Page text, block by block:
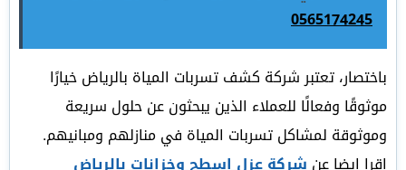
0565174245
باختصار، تعتبر شركة كشف تسربات المياة بالرياض خيارًا
موثوقًا وفعالًا للعملاء الذين يبحثون عن حلول سريعة
وموثوقة لمشاكل تسربات المياة في منازلهم ومبانيهم.
اقرا ايضا عنشركة عزل اسطح وخزانات بالرياض